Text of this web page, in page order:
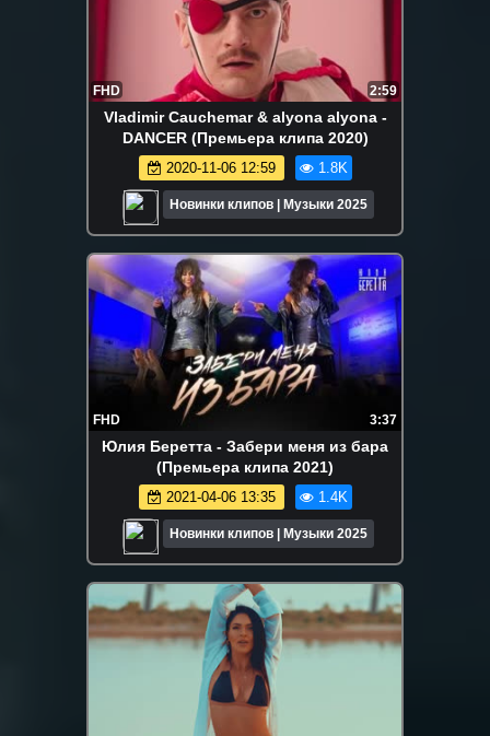
FHD 2:59
Vladimir Cauchemar & alyona alyona -
DANCER (Премьера клипа 2020)
2020-11-06 12:59 1.8K
Новинки клипов | Музыки 2025
FHD 3:37
Юлия Беретта - Забери меня из бара
(Премьера клипа 2021)
2021-04-06 13:35 1.4K
Новинки клипов | Музыки 2025